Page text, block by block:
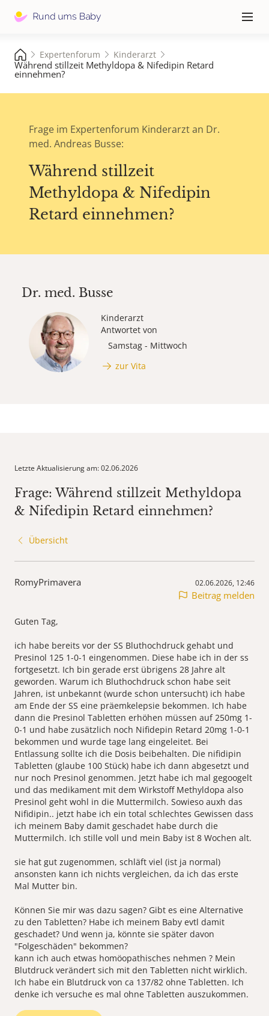
≡
Expertenforum Kinderarzt
Während stillzeit Methyldopa & Nifedipin Retard
einnehmen?
Frage im Expertenforum Kinderarzt an Dr.
med. Andreas Busse:
Während stillzeit
Methyldopa & Nifedipin
Retard einnehmen?
Dr. med. Busse
Kinderarzt
Antwortet von
Samstag - Mittwoch
zur Vita
Letzte Aktualisierung am: 02.06.2026
Frage: Während stillzeit Methyldopa
& Nifedipin Retard einnehmen?
Übersicht
RomyPrimavera 02.06.2026, 12:46
Beitrag melden
Guten Tag,
ich habe bereits vor der SS Bluthochdruck gehabt und
Presinol 125 1-0-1 eingenommen. Diese habe ich in der ss
fortgesetzt. Ich bin gerade erst übrigens 28 Jahre alt
geworden. Warum ich Bluthochdruck schon habe seit
Jahren, ist unbekannt (wurde schon untersucht) ich habe
am Ende der SS eine präemkelepsie bekommen. Ich habe
dann die Presinol Tabletten erhöhen müssen auf 250mg 1-
0-1 und habe zusätzlich noch Nifidepin Retard 20mg 1-0-1
bekommen und wurde tage lang eingeleitet. Bei
Entlassung sollte ich die Dosis beibehalten. Die nifidipin
Tabletten (glaube 100 Stück) habe ich dann abgesetzt und
nur noch Presinol genommen. Jetzt habe ich mal gegoogelt
und das medikament mit dem Wirkstoff Methyldopa also
Presinol geht wohl in die Muttermilch. Sowieso auxh das
Nifidipin.. jetzt habe ich ein total schlechtes Gewissen dass
ich meinem Baby damit geschadet habe durch die
Muttermilch. Ich stille voll und mein Baby ist 8 Wochen alt.
sie hat gut zugenommen, schläft viel (ist ja normal)
ansonsten kann ich nichts vergleichen, da ich das erste
Mal Mutter bin.
Können Sie mir was dazu sagen? Gibt es eine Alternative
zu den Tabletten? Habe ich meinem Baby evtl damit
geschadet? Und wenn ja, könnte sie später davon
"Folgeschäden" bekommen?
kann ich auch etwas homöopathisches nehmen ? Mein
Blutdruck verändert sich mit den Tabletten nicht wirklich.
Ich habe ein Blutdruck von ca 137/82 ohne Tabletten. Ich
denke ich versuche es mal ohne Tabletten auszukommen.